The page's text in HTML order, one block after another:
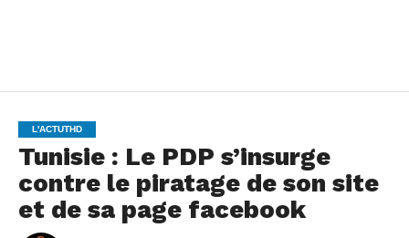
L'ACTUTHD
Tunisie : Le PDP s’insurge
contre le piratage de son site
et de sa page facebook